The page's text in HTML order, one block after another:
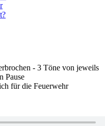
- 3 Töne von jeweils
Pause
für die Feuerwehr